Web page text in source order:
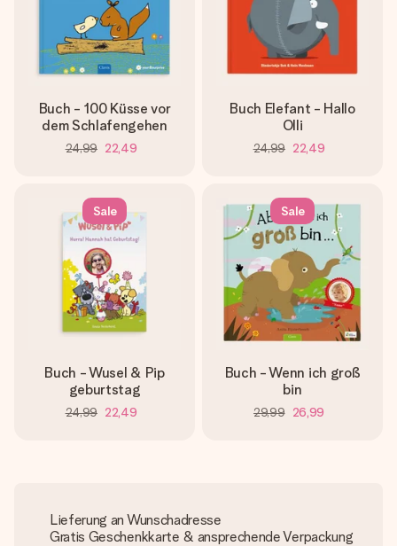
Buch - 100 Küsse vor
dem Schlafengehen
24,99 22,49
Buch Elefant - Hallo
Olli
24,99 22,49
Sale
Buch - Wusel & Pip
geburtstag
24,99 22,49
Sale
Buch - Wenn ich groß
bin
29,99 26,99
Lieferung an Wunschadresse
Gratis Geschenkkarte & ansprechende Verpackung